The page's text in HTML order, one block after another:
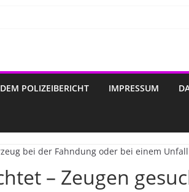
POLIZEIBERICHT IMPRESSUM
– Zeugen